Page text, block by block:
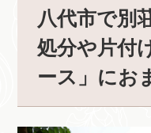
八代市で別
処分や片付
ース」にお